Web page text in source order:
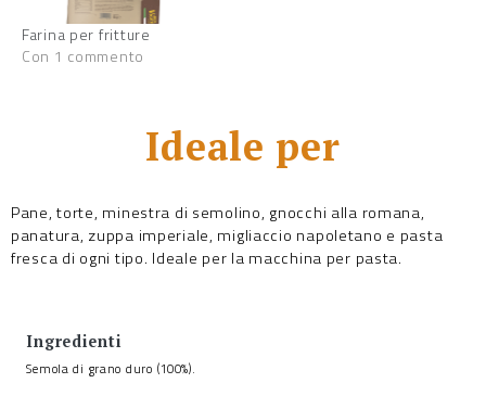
Farina per fritture
Con 1 commento
Ideale per
Pane, torte, minestra di semolino, gnocchi alla romana,
panatura, zuppa imperiale, migliaccio napoletano e pasta
fresca di ogni tipo. Ideale per la macchina per pasta.
Ingredienti
Semola di grano duro (100%).